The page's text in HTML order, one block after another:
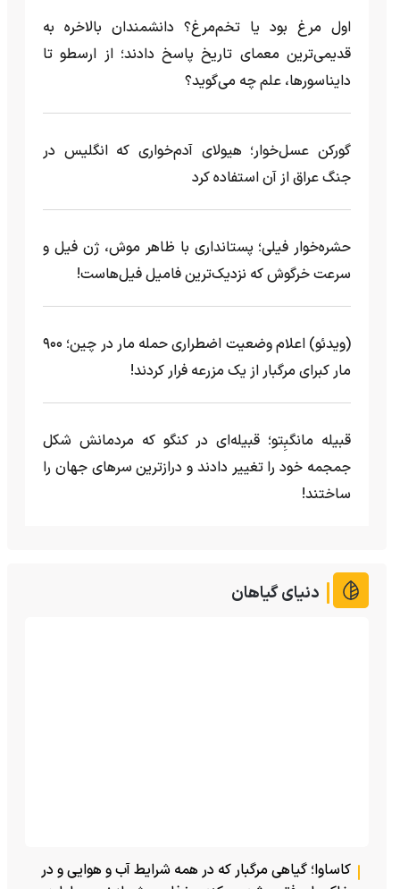
اول مرغ بود یا تخم‌مرغ؟ دانشمندان بالاخره به
قدیمی‌ترین معمای تاریخ پاسخ دادند؛ از ارسطو تا
دایناسورها، علم چه می‌گوید؟
گورکن عسل‌خوار؛ هیولای آدم‌خواری که انگلیس در
جنگ عراق از آن استفاده کرد
حشره‌خوار فیلی؛ پستانداری با ظاهر موش، ژن فیل و
سرعت خرگوش که نزدیک‌ترین فامیل فیل‌هاست!
(ویدئو) اعلام وضعیت اضطراری حمله مار‌ در چین؛ ۹۰۰
مار کبرای مرگبار از یک مزرعه‌ فرار کردند!
قبیله مانگبِتو؛ قبیله‌ای در کنگو که مردمانش شکل
جمجمه خود را تغییر دادند و درازترین سرهای جهان را
ساختند!
دنیای گیاهان
کاساوا؛ گیاهی مرگبار که در همه شرایط آب و هوایی و در